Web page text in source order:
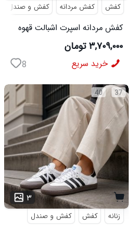
کفش کفش مردانه کفش و صندل
کفش مردانه اسپرت اشبالت قهوه
ای Saucony مدل 50786
۳,۷۰۹,۰۰۰ تومان
خرید سریع 8
37
40
۳
زنانه کفش کفش و صندل